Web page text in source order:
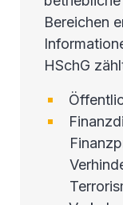
Bereichen
HSchG